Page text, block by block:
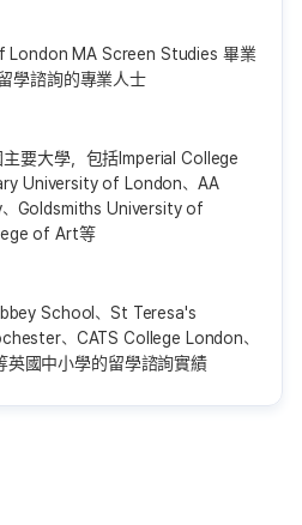
London MA Screen Studies 畢業
學諮詢的專業人士
要大學，包括Imperial College
University of London、AA
Goldsmiths University of
of Art等
School、St Teresa's
、CATS College London、
國中小學的留學諮詢實績